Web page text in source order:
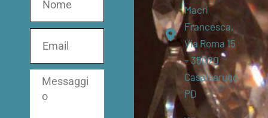
Macrì
Francesca,
Via Roma 15
– 35020
Casalserugo
PD